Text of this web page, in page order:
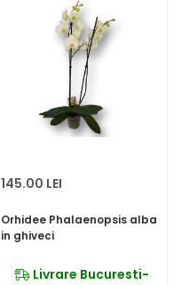
145.00 LEI
Orhidee Phalaenopsis alba
in ghiveci
Livrare Bucuresti-